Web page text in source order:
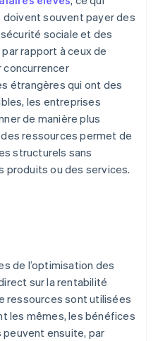
souvent payer des
sociale et des
rapport à ceux de
concurrencer
étrangères qui ont des
les entreprises
de manière plus
ressources permet de
structurels sans
produits ou des services.
de l’optimisation des
sur la rentabilité
ressources sont utilisées
les mêmes, les bénéfices
ensuite, par